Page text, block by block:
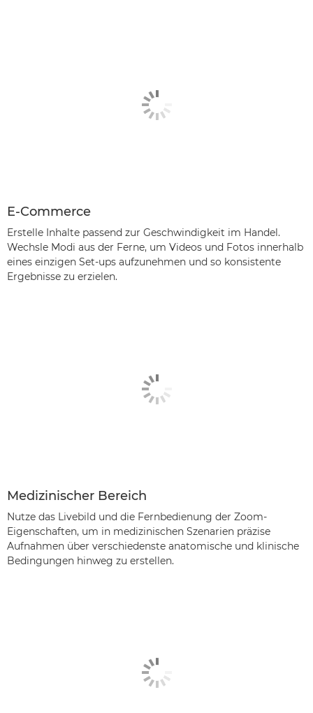
E-Commerce
Erstelle Inhalte passend zur Geschwindigkeit im Handel.
Wechsle Modi aus der Ferne, um Videos und Fotos innerhalb
eines einzigen Set-ups aufzunehmen und so konsistente
Ergebnisse zu erzielen.
Medizinischer Bereich
Nutze das Livebild und die Fernbedienung der Zoom-
Eigenschaften, um in medizinischen Szenarien präzise
Aufnahmen über verschiedenste anatomische und klinische
Bedingungen hinweg zu erstellen.